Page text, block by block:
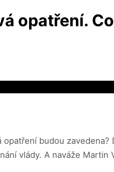
opatření.
budou
vlády. A naváže Martin